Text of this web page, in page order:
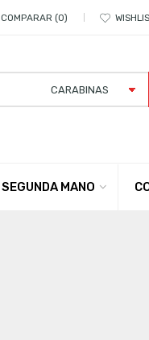
COMPARAR 0
SEGUNDA MANO